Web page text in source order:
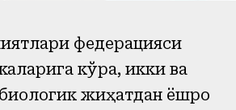
федерацияси
кўра, икки ва
жиҳатдан ёшроқ